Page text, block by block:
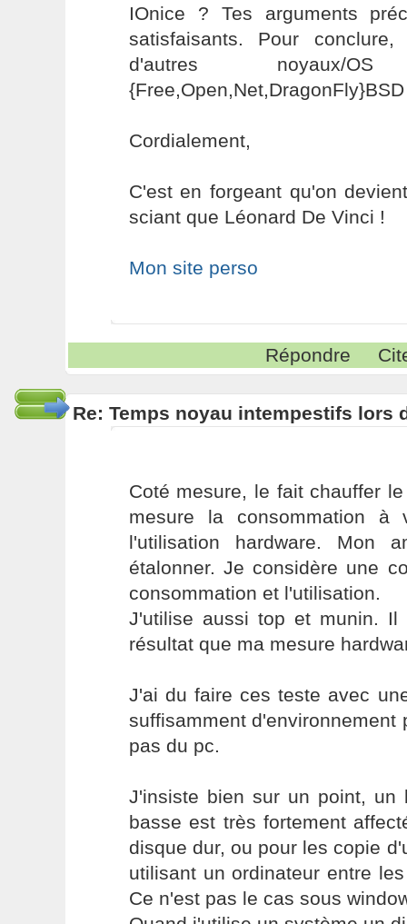
IOnice ? Tes arguments
satisfaisants. Pour
d'autres
Cordialement,
C'est en forgeant qu'on
sciant que Léonard De Vinci !
Mon site perso
Répondre
Re: Temps noyau intempestifs lors
Coté mesure, le fait chauffer
mesure la consommation
l'utilisation hardware. Mon
étalonner. Je considère une
consommation et l'utilisation.
J'utilise aussi top et munin. Il
résultat que ma mesure
J'ai du faire ces teste avec
suffisamment d'environnement
pas du pc.
J'insiste bien sur un point, un
basse est très fortement
disque dur, ou pour les copie
utilisant un ordinateur entre
Ce n'est pas le cas sous